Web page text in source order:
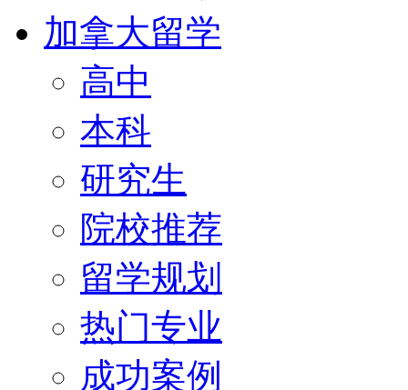
加拿大留学
高中
本科
研究生
院校推荐
留学规划
热门专业
成功案例